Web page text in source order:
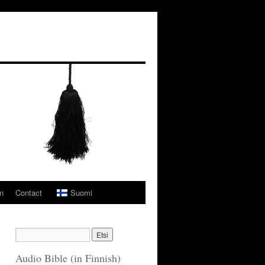
Contact Suomi
Audio Bible (in Finnish)